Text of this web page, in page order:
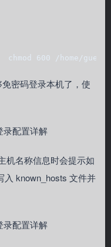
chmod 600 /home/
密码登录本机了，使
机名称信息时会提示如
入 known_hosts 文件并